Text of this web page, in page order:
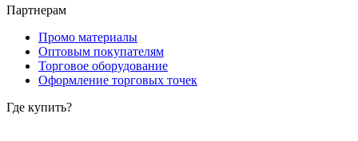
Партнерам
Промо материалы
Оптовым покупателям
Торговое оборудование
Оформление торговых точек
Где купить?